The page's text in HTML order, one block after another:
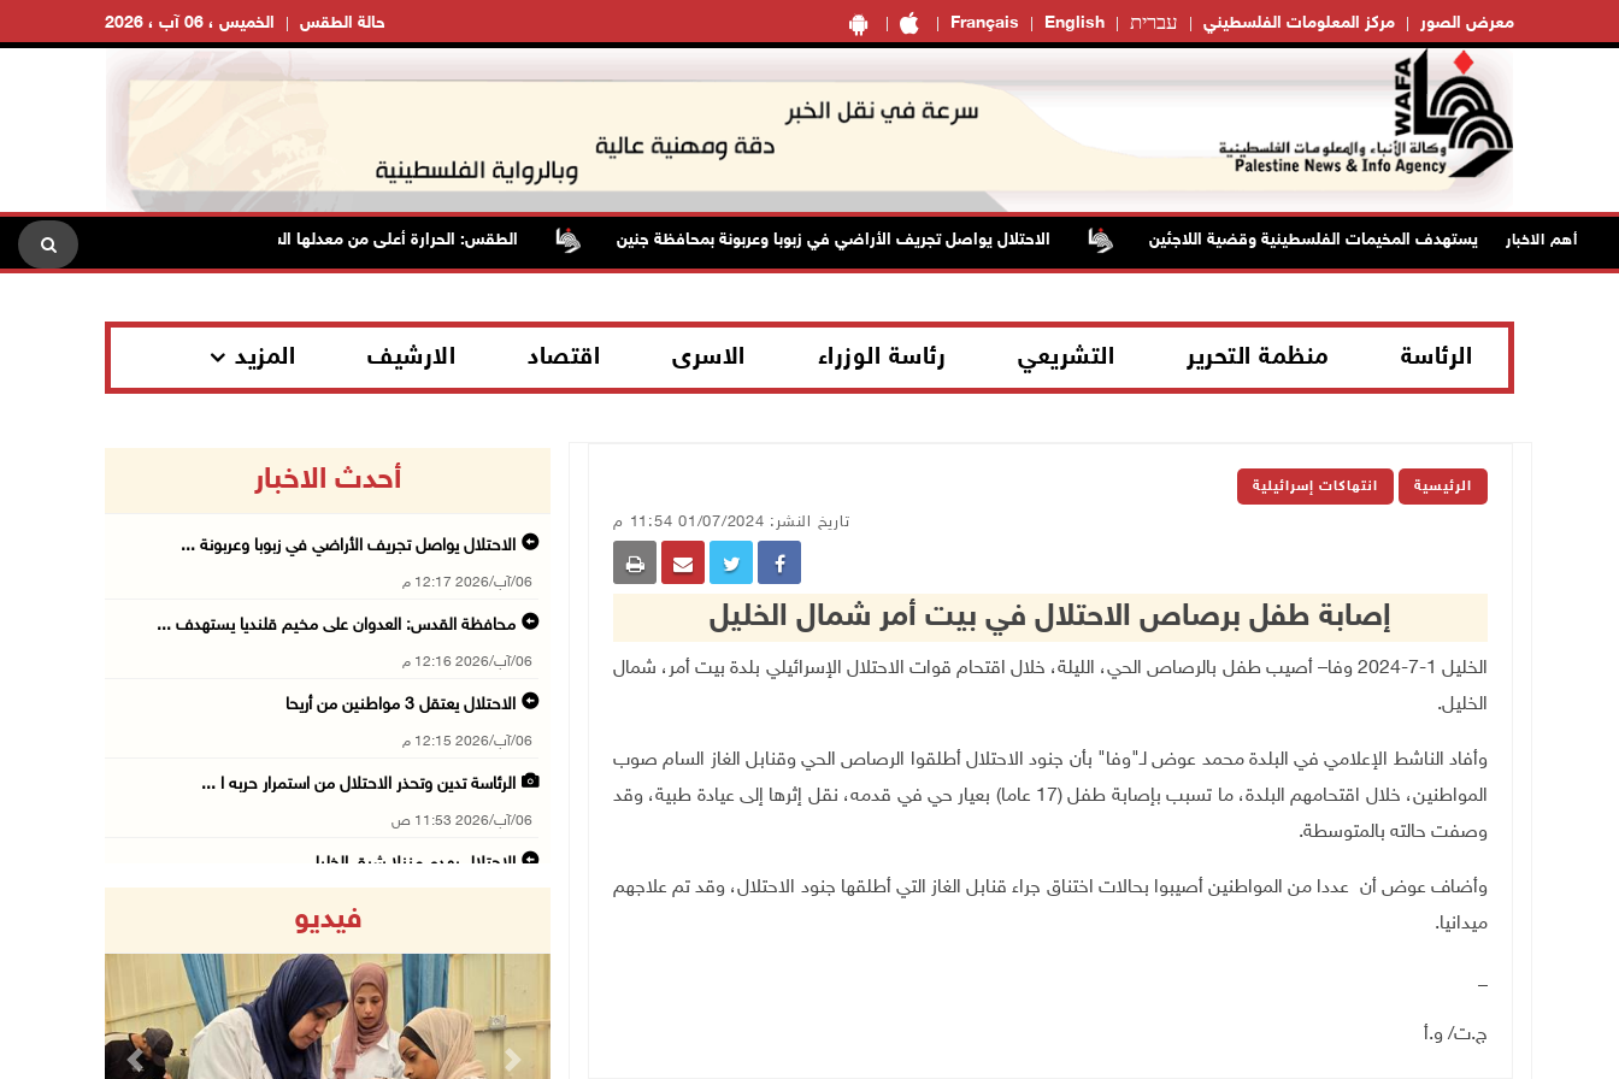
Français English עברית مركز المعلومات الفلسطيني معرض الصور الخميس ، 06 آب ، 2026 حالة الطقس
أهم الاخبار
مخيم قلنديا يستهدف المخيمات الفلسطينية وقضية اللاجئين الاحتلال يواصل تجريف الأراضي في زبوبا وعربونة بمحافظة جنين الطقس: الحرارة أعلى من معدلها السنوي العام الاحتلال يقتحم
الرئاسة منظمة التحرير التشريعي رئاسة الوزراء الاسرى اقتصاد الارشيف المزيد
الرئيسية انتهاكات إسرائيلية
تاريخ النشر: 01/07/2024 11:54 م
إصابة طفل برصاص الاحتلال في بيت أمر شمال الخليل
الخليل 1-7-2024 وفا– أصيب طفل بالرصاص الحي، الليلة، خلال اقتحام قوات الاحتلال الإسرائيلي بلدة بيت أمر، شمال
الخليل.
وأفاد الناشط الإعلامي في البلدة محمد عوض لـ"وفا" بأن جنود الاحتلال أطلقوا الرصاص الحي وقنابل الغاز السام صوب
المواطنين، خلال اقتحامهم البلدة، ما تسبب بإصابة طفل (17 عاما) بعيار حي في قدمه، نقل إثرها إلى عيادة طبية، وقد
وصفت حالته بالمتوسطة.
وأضاف عوض أن عددا من المواطنين أصيبوا بحالات اختناق جراء قنابل الغاز التي أطلقها جنود الاحتلال، وقد تم علاجهم
ميدانيا.
_
ج.ت/ و.أ
أحدث الاخبار
الاحتلال يواصل تجريف الأراضي في زبوبا وعربونة ...
06/آب/2026 12:17 م
محافظة القدس: العدوان على مخيم قلنديا يستهدف ...
06/آب/2026 12:16 م
الاحتلال يعتقل 3 مواطنين من أريحا
06/آب/2026 12:15 م
الرئاسة تدين وتحذر الاحتلال من استمرار حربه ا ...
06/آب/2026 11:53 ص
الاحتلال يهدم منزلا شرق الخليل
الطفل فيصل ينتظر علاج كسر بعموده الفقري
06/آب/2026 11:34 ص
فيديو
Previous Next